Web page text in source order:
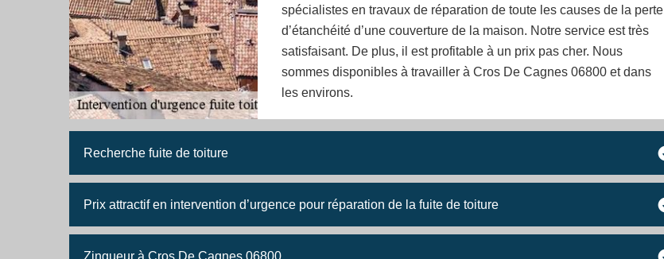
spécialistes en travaux de réparation de toute les causes de la perte
d’étanchéité d’une couverture de la maison. Notre service est très
satisfaisant. De plus, il est profitable à un prix pas cher. Nous
sommes disponibles à travailler à Cros De Cagnes 06800 et dans
les environs.
Recherche fuite de toiture
Prix attractif en intervention d’urgence pour réparation de la fuite de toiture
Zingueur à Cros De Cagnes 06800